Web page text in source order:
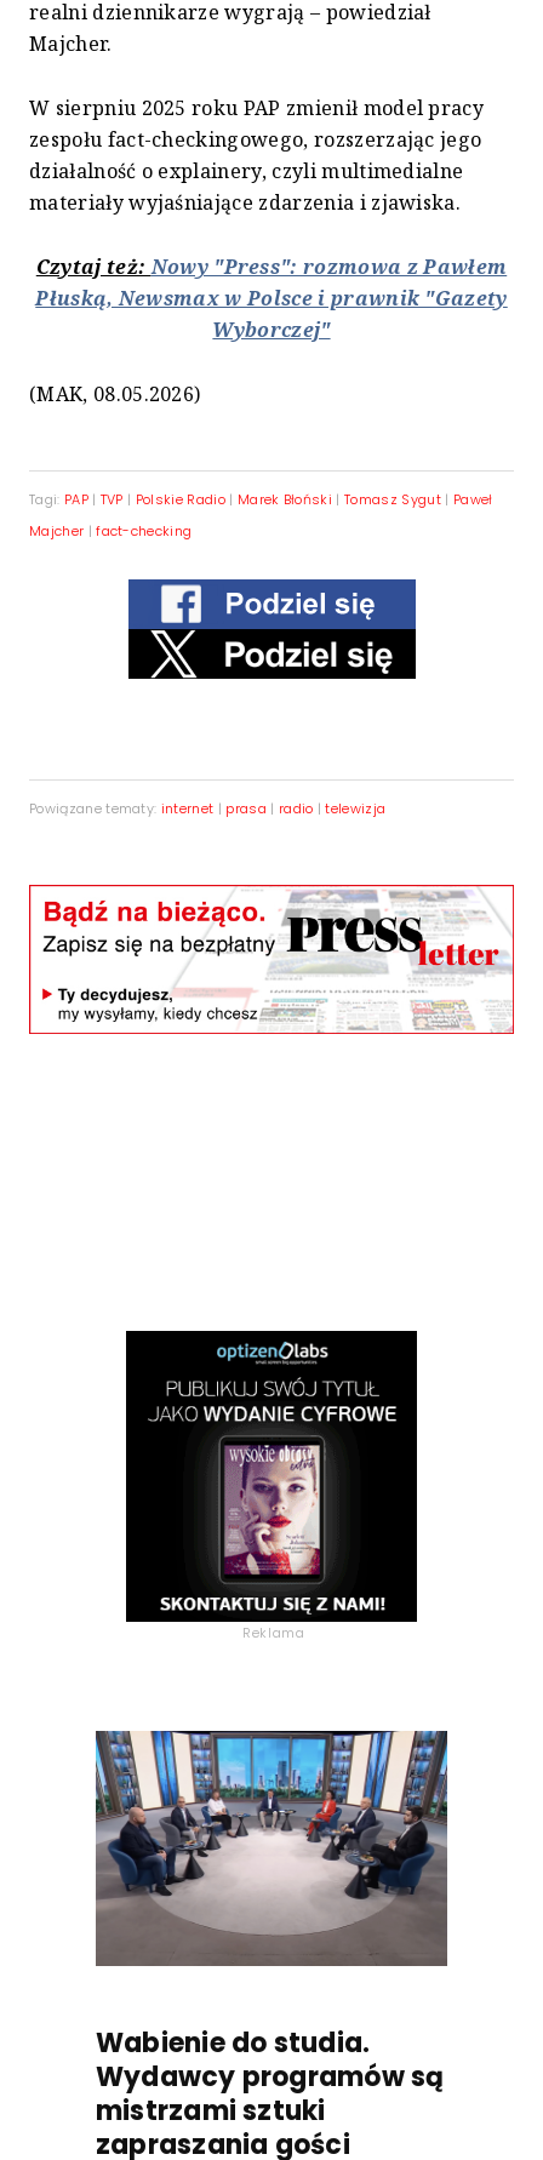
realni dziennikarze wygrają – powiedział
Majcher.
W sierpniu 2025 roku PAP zmienił model pracy
zespołu fact-checkingowego, rozszerzając jego
działalność o explainery, czyli multimedialne
materiały wyjaśniające zdarzenia i zjawiska.
Czytaj też:Nowy "Press": rozmowa z Pawłem
Płuską, Newsmax w Polsce i prawnik "Gazety
Wyborczej"
(MAK, 08.05.2026)
Tagi: PAP| TVP | Polskie Radio| Marek Błoński |Tomasz Sygut| Paweł
Majcher |fact-checking
Powiązane tematy: internet | prasa | radio |telewizja
Reklama
Wabienie do studia.
Wydawcy programów są
mistrzami sztuki
zapraszania gości